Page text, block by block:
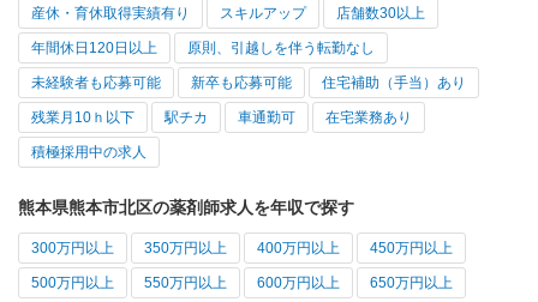
産休・育休取得実績有り スキルアップ 店舗数30以上
年間休日120日以上 原則、引越しを伴う転勤なし
未経験者も応募可能 新卒も応募可能 住宅補助（手当）あり
残業月10ｈ以下 駅チカ 車通勤可 在宅業務あり
積極採用中の求人
熊本県熊本市北区の薬剤師求人を年収で探す
300万円以上 350万円以上 400万円以上 450万円以上
500万円以上 550万円以上 600万円以上 650万円以上